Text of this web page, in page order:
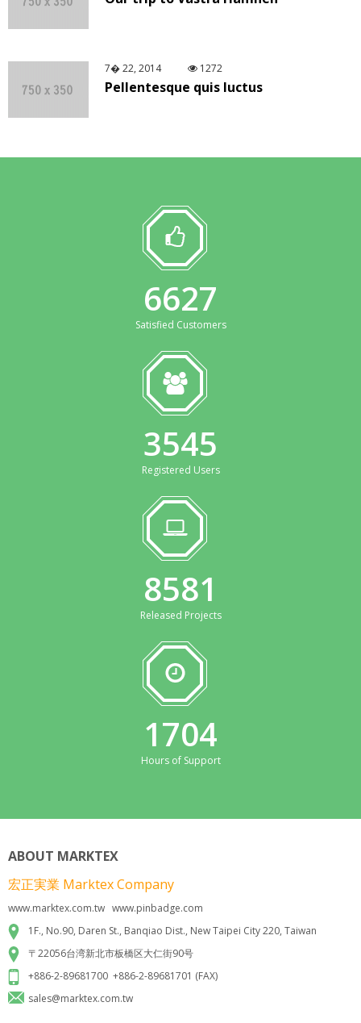
7� 22, 2014 1272
Pellentesque quis luctus
7� 22, 2014 1666
7� 22, 2014 1344
Phasellus ullamcorper blandit leo
Qui dolorem ips passage
Tempora incidunt dolorem
6627
Satisfied Customers
3829
Registered Users
9272
Released Projects
1838
Hours of Support
ABOUT MARKTEX
宏正実業 Marktex Company
www.marktex.com.tw www.pinbadge.com
1F., No.90, Daren St., Banqiao Dist., New Taipei City 220, Taiwan
〒22056台湾新北市板橋区大仁街90号
+886-2-89681700 +886-2-89681701 (FAX)
sales@marktex.com.tw